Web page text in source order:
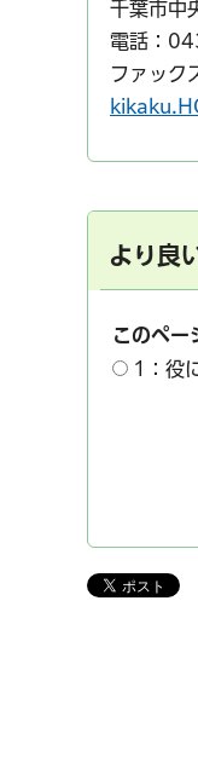
千葉市中
電話：
ファッ
より良
このペー
1：役